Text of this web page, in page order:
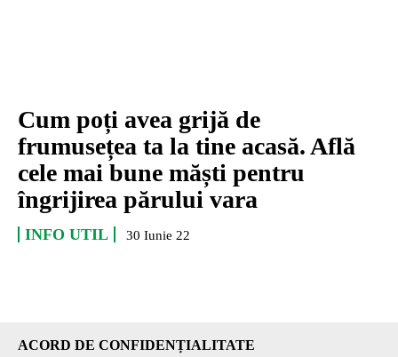
Cum poți avea grijă de
frumusețea ta la tine acasă. Află
cele mai bune măști pentru
îngrijirea părului vara
INFO UTIL 30 Iunie 22
ACORD DE CONFIDENȚIALITATE